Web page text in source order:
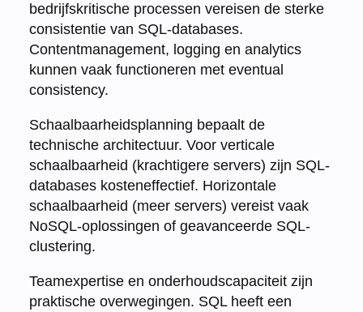
bedrijfskritische processen vereisen de sterke
consistentie van SQL-databases.
Contentmanagement, logging en analytics
kunnen vaak functioneren met eventual
consistency.
Schaalbaarheidsplanning bepaalt de
technische architectuur. Voor verticale
schaalbaarheid (krachtigere servers) zijn SQL-
databases kosteneffectief. Horizontale
schaalbaarheid (meer servers) vereist vaak
NoSQL-oplossingen of geavanceerde SQL-
clustering.
Teamexpertise en onderhoudscapaciteit zijn
praktische overwegingen. SQL heeft een